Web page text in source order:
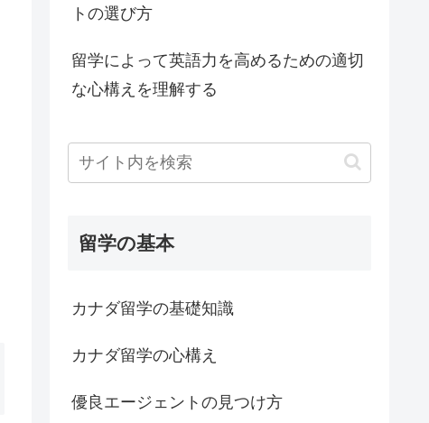
トの選び方
留学によって英語力を高めるための適切
な心構えを理解する
留学の基本
カナダ留学の基礎知識
カナダ留学の心構え
優良エージェントの見つけ方